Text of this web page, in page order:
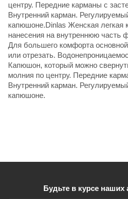
центру. Передние карманы с
Внутренний карман.
капюшоне.Dinlas Женская легкая
нанесения на внутреннюю часть
Для большего комфорта
или отрезать.
Капюшон, который можно
молния по центру. Передние
Внутренний карман.
капюшоне.
Будьте в курсе наших